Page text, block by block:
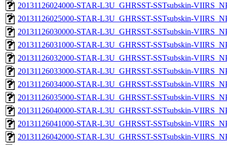
20131126024000-STAR-L3U_GHRSST-SSTsubskin-
20131126025000-STAR-L3U_GHRSST-SSTsubskin-
20131126030000-STAR-L3U_GHRSST-SSTsubskin-
20131126031000-STAR-L3U_GHRSST-SSTsubskin-
20131126032000-STAR-L3U_GHRSST-SSTsubskin-
20131126033000-STAR-L3U_GHRSST-SSTsubskin-
20131126034000-STAR-L3U_GHRSST-SSTsubskin-
20131126035000-STAR-L3U_GHRSST-SSTsubskin-
20131126040000-STAR-L3U_GHRSST-SSTsubskin-
20131126041000-STAR-L3U_GHRSST-SSTsubskin-
20131126042000-STAR-L3U_GHRSST-SSTsubskin-